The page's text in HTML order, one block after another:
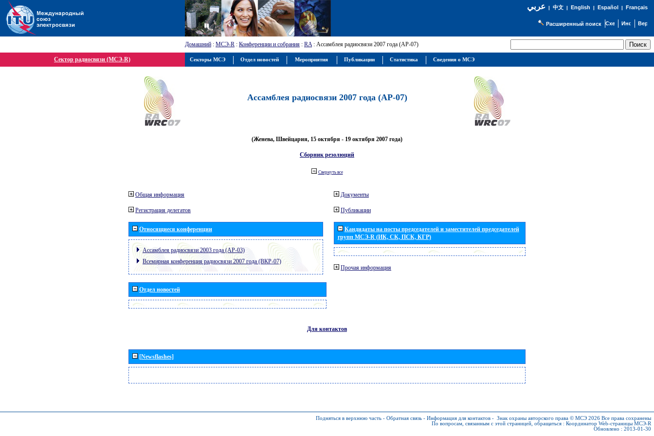
عربي| 中文| English | Español | Français
Расширенный поиск
Домашний : МСЭ-R : Конференции и собрания : RA: Ассамблея радиосвязи 2007 года (АР-07)
Сектор радиосвязи (МСЭ-R)
Ассамблея радиосвязи 2007 года (АР-07)
(Женева, Швейцария, 15 октября - 19 октября 2007 года)
Сборник резолюций
Свернуть все
Общая информация
Регистрация делегатов
Относящиеся конференции
Ассамблея радиосвязи 2003 года (АР-03)
Всемирная конференция радиосвязи 2007 года (ВКР-07)
Отдел новостей
Документы
Публикации
Кандидаты на посты председателей и заместителей председателей
групп МСЭ-R (ИК, СК, ПСК, КГР)
Прочая информация
Для контактов
[Newsflashes]
Подняться в верхнюю часть - Обратная связь - Информация для контактов - Знак охраны авторского права © МСЭ 2026 Все права сохранены
По вопросам, связанным с этой страницей, обращаться : Координатор Web-страницы МСЭ-R
Обновлено : 2013-01-30
Секторы МСЭ Отдел новостей Мероприятия Публикации Статистика Сведения о МСЭ